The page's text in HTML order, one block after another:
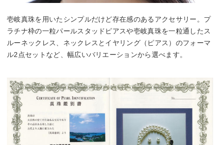
壱岐真珠を用いたシンプルだけど存在感のあるアクセサリー。プ
ラチナ枠の一粒パールスタッドピアスや壱岐真珠を一粒通したス
ルーネックレス、ネックレスとイヤリング（ピアス）のフォーマ
ル2点セットなど、幅広いバリエーションから選べます。